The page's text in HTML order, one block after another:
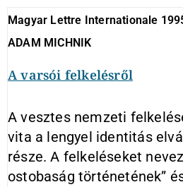
Magyar Lettre Internationale
ADAM MICHNIK
A varsói felkelésről
A vesztes nemzeti
vita a lengyel identitás
része. A felkeléseket
ostobaság történetének”